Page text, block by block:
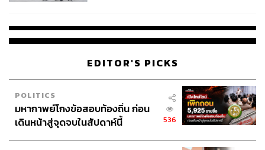
EDITOR'S PICKS
POLITICS
มหากาพย์โกงข้อสอบท้องถิ่น ก่อน
เดินหน้าสู่จุดจบในสัปดาห์นี้
536